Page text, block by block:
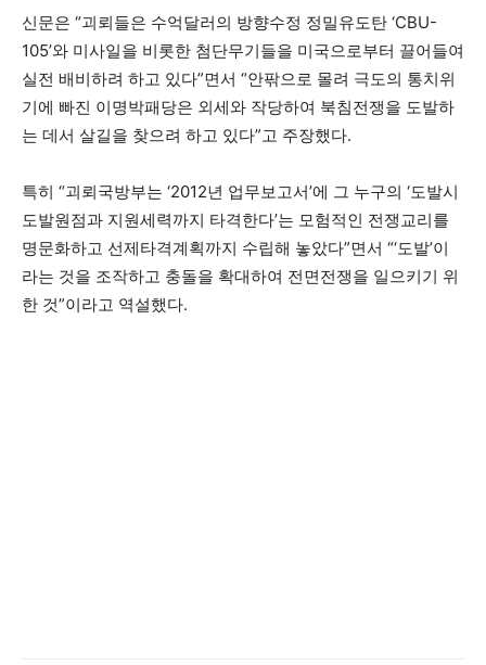
신문은 “괴뢰들은 수억달러의 방향수정 정밀유도탄 ‘CBU-
105’와 미사일을 비롯한 첨단무기들을 미국으로부터 끌어들여
실전 배비하려 하고 있다”면서 “안팎으로 몰려 극도의 통치위
기에 빠진 이명박패당은 외세와 작당하여 북침전쟁을 도발하
는 데서 살길을 찾으려 하고 있다”고 주장했다.
특히 “괴뢰국방부는 ‘2012년 업무보고서’에 그 누구의 ‘도발시
도발원점과 지원세력까지 타격한다’는 모험적인 전쟁교리를
명문화하고 선제타격계획까지 수립해 놓았다”면서 “‘도발’이
라는 것을 조작하고 충돌을 확대하여 전면전쟁을 일으키기 위
한 것”이라고 역설했다.